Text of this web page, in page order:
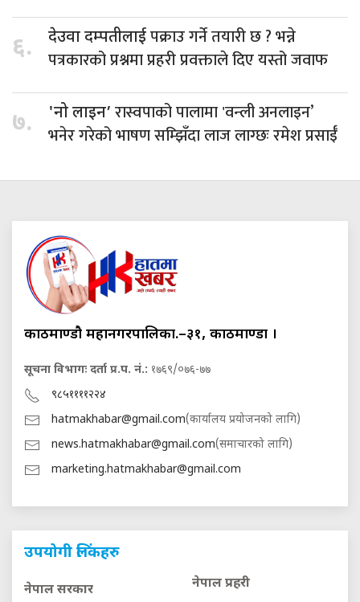
६. देउवा दम्पतीलाईपक्राउ गर्ने तयारी छ ? भन्ने
पत्रकारको प्रश्नमा प्रहरी प्रवक्ताले दिए यस्तो जवाफ
७. 'नो लाइन’ रास्वपाको पालामा 'वन्ली अनलाइन’
भनेर गरेको भाषण सम्झिँदा लाज लाग्छः रमेश प्रसाईँ
काठमाण्डौ महानगरपालिका.–३१, काठमाण्डौं ।
सूचना विभागः दर्ता प्र.प. नं.: १७६९/०७६-७७
९८५११११२२४
hatmakhabar@gmail.com(कार्यालय प्रयोजनको लागि)
news.hatmakhabar@gmail.com(समाचारको लागि)
marketing.hatmakhabar@gmail.com
उपयोगी लिंकहरु
नेपाल सरकार
नेपाल प्रहरी